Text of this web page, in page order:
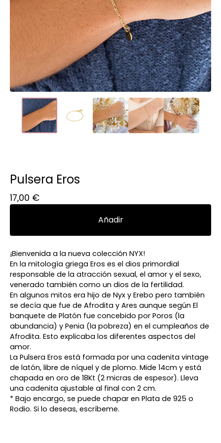
Pulsera Eros
17,00 €
Añadir
¡Bienvenida a la nueva colección NYX!
En la mitología griega Eros es el dios primordial
responsable de la atracción sexual, el amor y el sexo,
venerado también como un dios de la fertilidad.
En algunos mitos era hijo de Nyx y Erebo pero también
se decía que fue de Afrodita y Ares aunque según El
banquete de Platón fue concebido por Poros (la
abundancia) y Penia (la pobreza) en el cumpleaños de
Afrodita. Esto explicaba los diferentes aspectos del
amor.
La Pulsera Eros está formada por una cadenita vintage
de latón, libre de níquel y de plomo. Mide 14cm y está
chapada en oro de 18Kt (2 micras de espesor). Lleva
una cadenita ajustable al final con 2 cm.
* Bajo encargo, se puede chapar en Plata de 925 o
Rodio. Si lo deseas, escríbeme.